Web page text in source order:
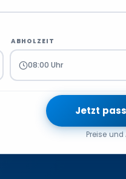
ABHOLZEIT
08:00 Uhr
Jetzt
Preise